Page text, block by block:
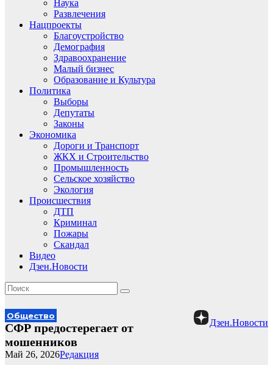
Наука
Развлечения
Нацпроекты
Благоустройство
Демография
Здравоохранение
Малый бизнес
Образование и Культура
Политика
Выборы
Депутаты
Законы
Экономика
Дороги и Транспорт
ЖКХ и Строительство
Промышленность
Сельское хозяйство
Экология
Происшествия
ДТП
Криминал
Пожары
Скандал
Видео
Дзен.Новости
Дзен.Новости
Общество
СФР предостерегает от
мошенников
Редакция
Май 26, 2026